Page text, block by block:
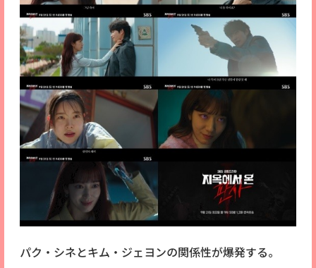
パク・シネとキム・ジェヨンの関係性が爆発する。